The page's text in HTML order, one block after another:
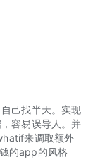
讨论。
，了解加密货
来赚取加密货
赚取收益，并
己找半天。实现
容易误导人。并
来调取额外
的app的风格